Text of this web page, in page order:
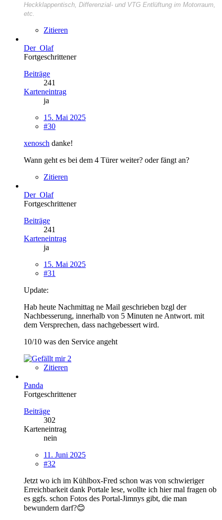
Heckklappentisch, Differenzial- und VTG Entlüftung im Motorraum,
etc.
Zitieren
Der_Olaf
Fortgeschrittener
Beiträge
241
Karteneintrag
ja
15. Mai 2025
#30
xenosch danke!
Wann geht es bei dem 4 Türer weiter? oder fängt an?
Zitieren
Der_Olaf
Fortgeschrittener
Beiträge
241
Karteneintrag
ja
15. Mai 2025
#31
Update:
Hab heute Nachmittag ne Mail geschrieben bzgl der
Nachbesserung, innerhalb von 5 Minuten ne Antwort. mit
dem Versprechen, dass nachgebessert wird.
10/10 was den Service angeht
2
Zitieren
Panda
Fortgeschrittener
Beiträge
302
Karteneintrag
nein
11. Juni 2025
#32
Jetzt wo ich im Kühlbox-Fred schon was von schwieriger
Erreichbarkeit dank Portale lese, wollte ich hier mal fragen ob
es ggfs. schon Fotos des Portal-Jimnys gibt, die man
bewundern darf?😊